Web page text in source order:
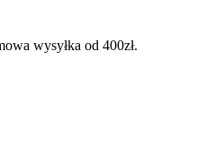
wysyłka od 400zł.